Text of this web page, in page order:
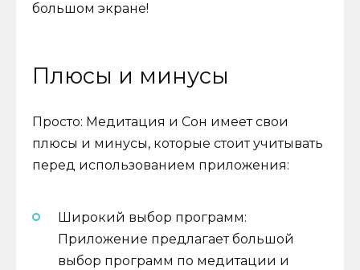
большом экране!
Плюсы и минусы
Просто: Медитация и Сон имеет свои
плюсы и минусы, которые стоит учитывать
перед использованием приложения:
Широкий выбор программ:
Приложение предлагает большой
выбор программ по медитации и